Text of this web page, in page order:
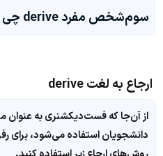
سوم‌شخص مفرد derive چی میشه؟
ارجاع به لغت derive
از آن‌جا که فست‌دیکشنری به عنوان
دانشجویان استفاده می‌شود، برای